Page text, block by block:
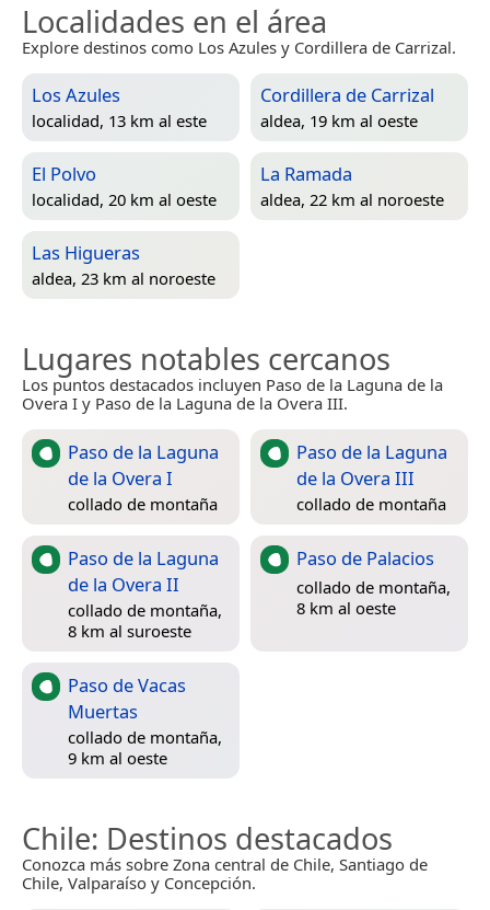
Localidades en el área
Explore destinos como Los Azules y Cordillera de Carrizal.
Los Azules
localidad, 13 km al este
Cordillera de Carrizal
aldea, 19 km al oeste
El Polvo
localidad, 20 km al oeste
La Ramada
aldea, 22 km al noroeste
Las Higueras
aldea, 23 km al noroeste
Lugares notables cercanos
Los puntos destacados incluyen Paso de la Laguna de la
Overa I y Paso de la Laguna de la Overa III.
Paso de la Laguna
de la Overa I
collado de montaña
Paso de la Laguna
de la Overa III
collado de montaña
Paso de la Laguna
de la Overa II
collado de montaña,
8 km al suroeste
Paso de Palacios
collado de montaña,
8 km al oeste
Paso de Vacas
Muertas
collado de montaña,
9 km al oeste
Chile: Destinos destacados
Conozca más sobre Zona central de Chile, Santiago de
Chile, Valparaíso y Concepción.